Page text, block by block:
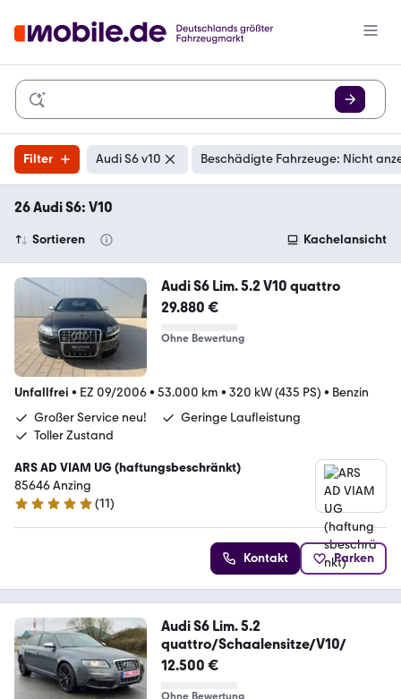
Filter Audi S6 v10 Beschädigte Fahrzeuge: Nicht
26 Audi S6: V10
Sortieren Kachelansicht
Audi S6 Lim. 5.2 V10 quattro
29.880 €
Ohne Bewertung
Unfallfrei • EZ 09/2006• 53.000 km • 320 kW (435 PS) • Benzin
Großer Service neu!
Geringe Laufleistung
Toller Zustand
ARS AD VIAM UG (haftungsbeschränkt)
85646 Anzing
5 Sterne
(11)
Kontakt Parken
Audi S6 Lim. 5.2
quattro/Schaalensitze/V10/
12.500 €
Ohne Bewertung